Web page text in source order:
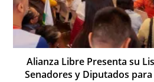
Alianza Libre Presenta su
Senadores y Diputados para